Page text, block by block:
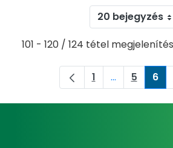
20 bejegyzés
101 - 120 / 124 tétel
Oldal
1 ...KöztesOldal
5 6